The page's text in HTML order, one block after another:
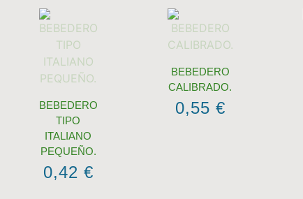
BEBEDERO
TIPO
ITALIANO
PEQUEÑO.
0,42 €
BEBEDERO
CALIBRADO.
0,55 €